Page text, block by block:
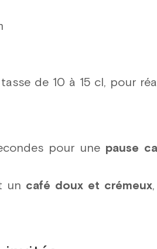
de 10 à 15 cl, pour
pour une pause
un café doux et crémeux